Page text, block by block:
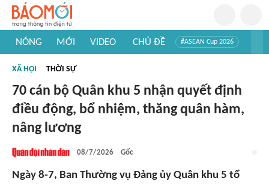
NÓNG MỚI VIDEO CHỦ ĐỀ #ASEAN Cup 2026
#Khám phá thế giới
XÃ HỘI THỜI SỰ
70 cán bộ Quân khu 5 nhận quyết định
điều động, bổ nhiệm, thăng quân hàm,
nâng lương
08/7/2026 Gốc
Ngày 8-7, Ban Thường vụ Đảng ủy Quân khu 5 tổ